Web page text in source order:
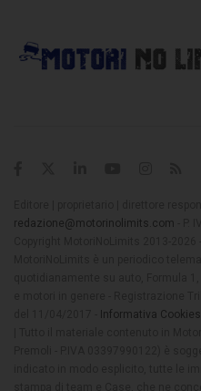
redazione@motorinolimits.com
Informativa Cookies